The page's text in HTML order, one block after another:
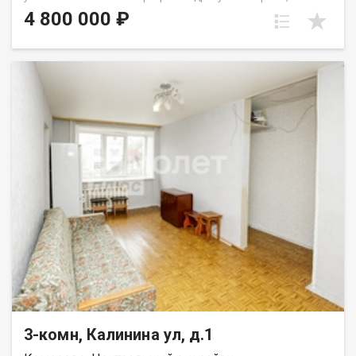
проспект Октябрьский, 60. Общая площадь квартиры
составляет 47 м². Квартира отлично подойдёт для семьи с
изолированные спальни, раздельный санузел и балкон. Окна
квартиры выходят в тихий зелёный двор, что обеспечивает
спокойствие и отсутствие шума от проезжей части. В
квартире выполнен косметический ремонт, благодаря чему
можно заехать и жить сразу после покупки. Квартира очень
тёплая, комфортная для проживания в любое время года.
Дом расположен в районе с развитой инфраструктурой и
отличной транспортной доступностью. В шаговой
доступности находятся Бульвар Строителей, Московская
площадь, ТЦ «Лето», магазины, школы, детские сады и
остановки общественного транспорта. Удобная транспортная
развязка позволяет быстро добраться в любую часть
города. Дополнительным преимуществом является наличие
хорошей наземной парковки рядом с домом, где всегда
можно найти место для автомобиля. В доме проживают
спокойные и тихие соседи, что создаёт комфортную
атмосферу для проживания. Приобретая недвижимость
через АН «Самолет Плюс», вы получаете:• юридическое
4 800 000 ₽
3-комн, Калинина ул, д.1